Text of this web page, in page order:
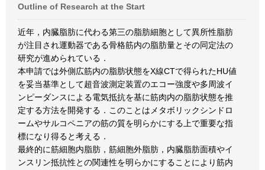
Outline of Research at the Start
近年，内臓脂肪に代わる第三の脂肪細胞として異所性脂肪
が注目され運動器である骨格筋内の脂肪量とその同定法の
研究が進められている．
本申請では外側広筋内の脂肪状態をX線CTで得られたHU値
を妥当基準として超音波測定装置のエコー強度や多周波イ
ンピーダンスによる電気抵抗を基に筋肉内の脂肪状態を推
定する方法を開発する．このことはメタボリックシンドロ
ームやサルコペニアの筋の質を明らかにする上で重要な指
標になり得ると考える．
最終的に筋細胞内脂肪，筋細胞外脂肪，内臓脂肪面積やイ
ンスリン抵抗性との関連性を明らかにすることにより筋内